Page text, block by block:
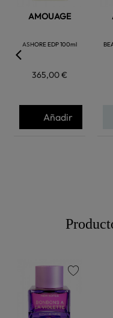
AMOUAGE
ASHORE EDP 100ml
365,00 €
Añadir